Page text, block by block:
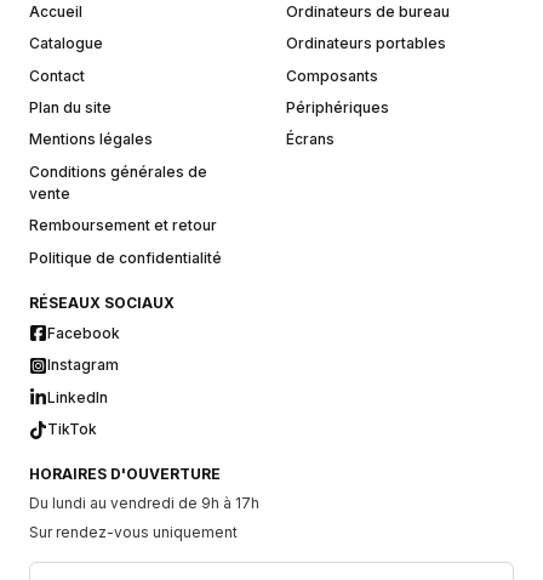
Accueil
Catalogue
Contact
Plan du site
Mentions légales
Conditions générales de
vente
Remboursement et retour
Politique de confidentialité
Ordinateurs de bureau
Ordinateurs portables
Composants
Périphériques
Écrans
RÉSEAUX SOCIAUX
Facebook
Instagram
LinkedIn
TikTok
HORAIRES D'OUVERTURE
Du lundi au vendredi de 9h à 17h
Sur rendez-vous uniquement